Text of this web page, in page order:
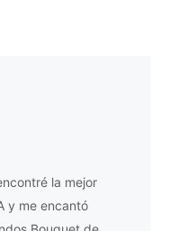
la mejor
y me encantó